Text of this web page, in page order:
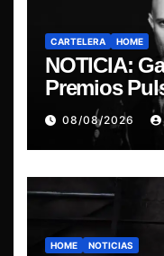
CARTELERA HOME
NOTICIA:
Premios
presentan
08/08/2026
HOME NOTICIAS